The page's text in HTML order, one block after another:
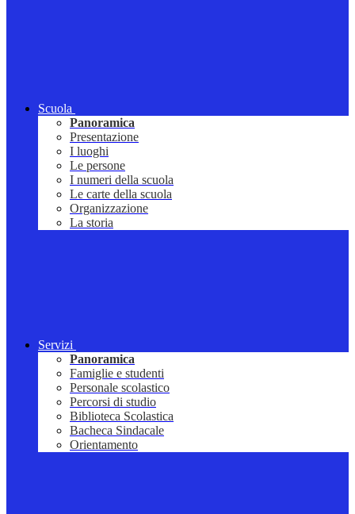
Scuola
Panoramica
Presentazione
I luoghi
Le persone
I numeri della scuola
Le carte della scuola
Organizzazione
La storia
Servizi
Panoramica
Famiglie e studenti
Personale scolastico
Percorsi di studio
Biblioteca Scolastica
Bacheca Sindacale
Orientamento